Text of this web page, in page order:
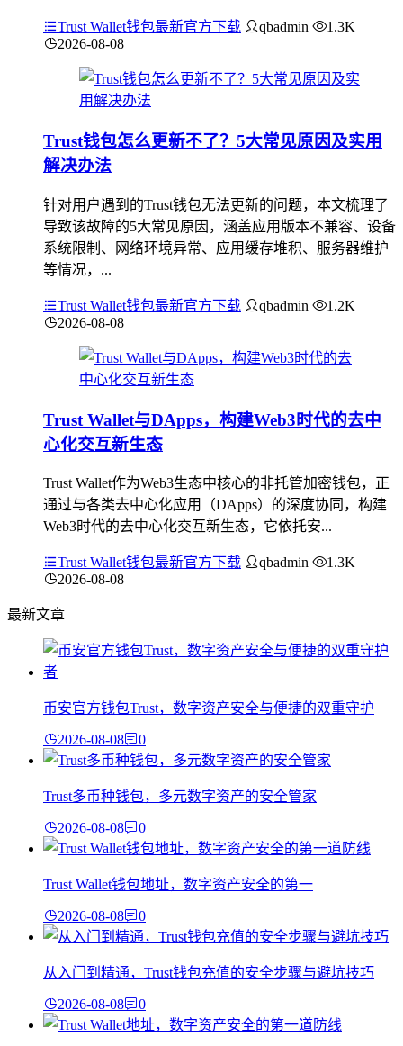
Trust Wallet钱包最新官方下载 qbadmin
1.3K
2026-08-08
Trust钱包怎么更新不了？5大常见原因及实用
解决办法
针对用户遇到的Trust钱包无法更新的问题，本文梳理了
导致该故障的5大常见原因，涵盖应用版本不兼容、设备
系统限制、网络环境异常、应用缓存堆积、服务器维护
等情况，...
Trust Wallet钱包最新官方下载 qbadmin
1.2K
2026-08-08
Trust Wallet与DApps，构建Web3时代的去中
心化交互新生态
Trust Wallet作为Web3生态中核心的非托管加密钱包，正
通过与各类去中心化应用（DApps）的深度协同，构建
Web3时代的去中心化交互新生态，它依托安...
Trust Wallet钱包最新官方下载 qbadmin
1.3K
2026-08-08
最新文章
币安官方钱包Trust，数字资产安全与便捷的双重守护
2026-08-08 0
Trust多币种钱包，多元数字资产的安全管家
2026-08-08 0
Trust Wallet钱包地址，数字资产安全的第一
2026-08-08 0
从入门到精通，Trust钱包充值的安全步骤与避坑技巧
2026-08-08 0